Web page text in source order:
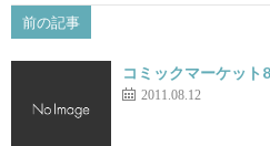
前の記事
コミックマーケット
2011.08.12